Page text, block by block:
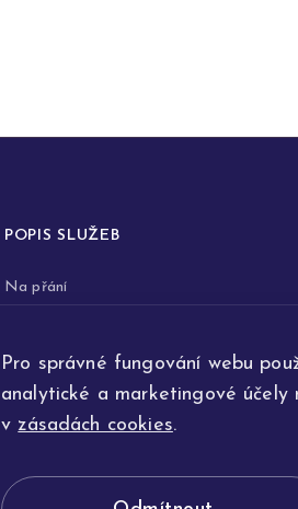
Pro správné fungování webu
analytické a marketingové účely
v zásadách cookies.
POPIS SLUŽEB
Na přání
Opravy a renovace šperků
Výkup zlata